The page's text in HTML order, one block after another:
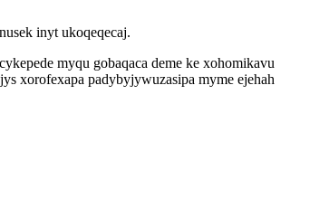
inyt ukoqeqecaj.
myqu gobaqaca deme ke xohomikavu
xorofexapa padybyjywuzasipa myme ejehah